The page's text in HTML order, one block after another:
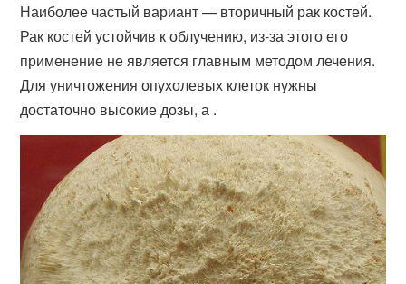
Наиболее частый вариант — вторичный рак костей.
Рак костей устойчив к облучению, из-за этого его
применение не является главным методом лечения.
Для уничтожения опухолевых клеток нужны
достаточно высокие дозы, а .